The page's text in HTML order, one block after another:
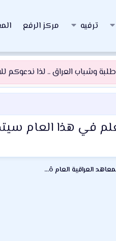
ترفيه مركز الرفع
وشباب العراق .. لذا ندعوكم
في هذا العام
~¤ô ملتقى الجامعات والمعاهد العراقية العام ô¤~